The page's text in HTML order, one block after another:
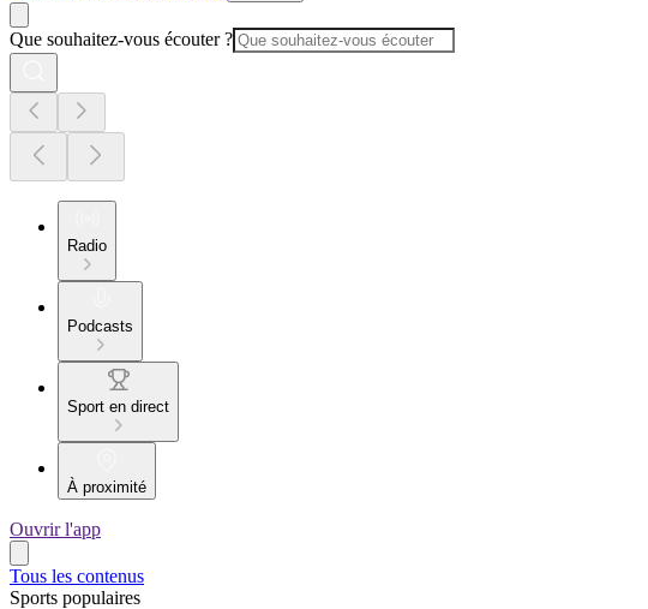
Que souhaitez-vous écouter ?
Radio
Podcasts
Sport en direct
À proximité
Ouvrir l'app
Tous les contenus
Sports populaires